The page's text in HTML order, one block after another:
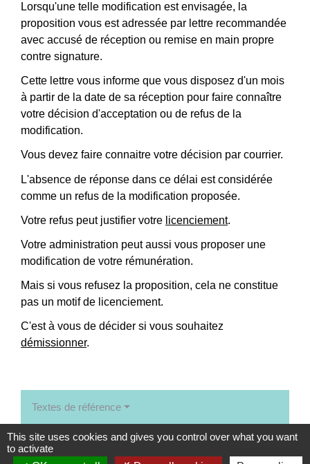
Lorsqu'une telle modification est envisagée, la
proposition vous est adressée par lettre recommandée
avec accusé de réception ou remise en main propre
contre signature.
Cette lettre vous informe que vous disposez d'un mois
à partir de la date de sa réception pour faire connaître
votre décision d'acceptation ou de refus de la
modification.
Vous devez faire connaitre votre décision par courrier.
L'absence de réponse dans ce délai est considérée
comme un refus de la modification proposée.
Votre refus peut justifier votre licenciement.
Votre administration peut aussi vous proposer une
modification de votre rémunération.
Mais si vous refusez la proposition, cela ne constitue
pas un motif de licenciement.
C'est à vous de décider si vous souhaitez
démissionner.
Textes de référence
Signaler une erreur sur cette page
This site uses cookies and gives you control over what you want
to activate